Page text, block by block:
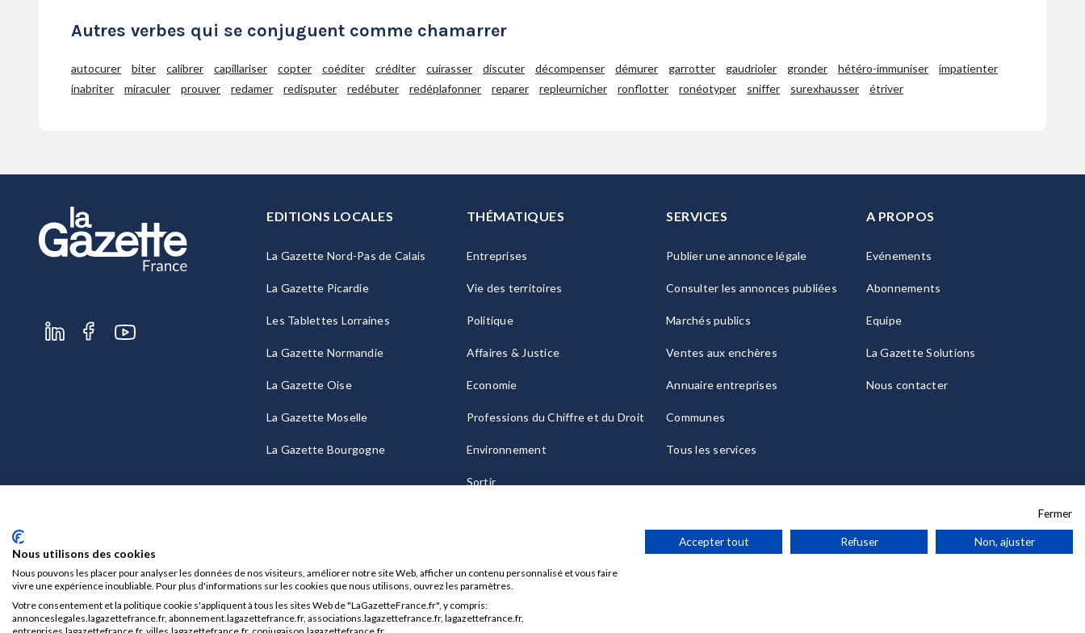
Autres verbes qui se conjuguent comme chamarrer
autocurer biter calibrer capillariser copter coéditer créditer cuirasser discuter décompenser démurer garrotter gaudrioler gronder hétéro-immuniser
impatienter
inabriter
miraculer prouver redamer redisputer redébuter redéplafonner reparer repleurnicher ronflotter ronéotyper sniffer surexhausser étriver
EDITIONS LOCALES
La Gazette Nord-Pas de Calais
La Gazette Picardie
Les Tablettes Lorraines
La Gazette Normandie
La Gazette Oise
La Gazette Moselle
La Gazette Bourgogne
THÉMATIQUES
Entreprises
Vie des territoires
Politique
Affaires & Justice
Economie
Professions du Chiffre et du Droit
Environnement
Sortir
SERVICES
Publier une annonce légale
Consulter les annonces publiées
Marchés publics
Ventes aux enchères
Annuaire entreprises
Communes
Tous les services
A PROPOS
Evénements
Abonnements
Equipe
La Gazette Solutions
Nous contacter
Mentions légales CGU/CGV Données personnelles Charte sur les cookies
Fermer
Nous utilisons des cookies
Nous pouvons les placer pour analyser les données de nos visiteurs, améliorer notre site Web, afficher un contenu personnalisé et vous faire
vivre une expérience inoubliable. Pour plus d'informations sur les cookies que nous utilisons, ouvrez les paramètres.
Votre consentement et la politique cookie s'appliquent à tous les sites Web de "LaGazetteFrance.fr", y compris:
annonceslegales.lagazettefrance.fr, abonnement.lagazettefrance.fr, associations.lagazettefrance.fr, lagazettefrance.fr,
Accepter tout Refuser Non, ajuster